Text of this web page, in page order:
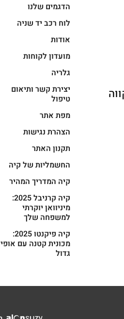
הדגמים שלנו
לוח רכב יד שניה
אודות
מועדון לקוחות
גלריה
יצירת קשר ותיאום
טיפול
מפת אתר
הצהרת נגישות
תקנון האתר
החשמליות של קיה
קיה המדריך המהיר
קיה קרניבל 2025:
מיניוואן יוקרתי
למשפחה שלך
קיה פיקנטו 2025:
מכונית קטנה עם אופי
גדול